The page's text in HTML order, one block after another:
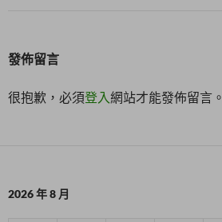
發佈留言
很抱歉，必須登入網站才能發佈留言。
2026 年 8 月